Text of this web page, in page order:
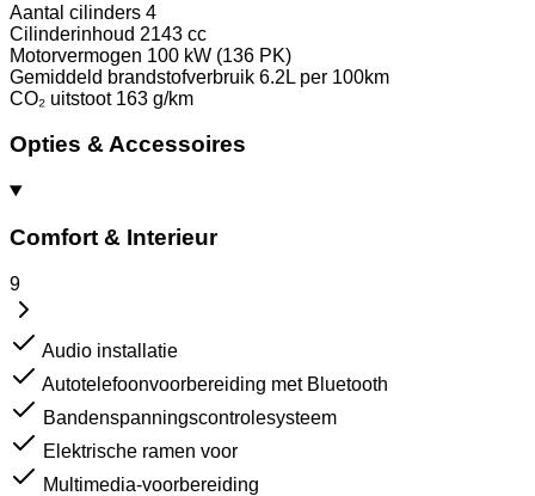
Aantal cilinders 4
Cilinderinhoud 2143 cc
Motorvermogen 100 kW (136 PK)
Gemiddeld brandstofverbruik 6.2L per 100km
CO₂ uitstoot 163 g/km
Opties & Accessoires
Comfort & Interieur
9
Audio installatie
Autotelefoonvoorbereiding met Bluetooth
Bandenspanningscontrolesysteem
Elektrische ramen voor
Multimedia-voorbereiding